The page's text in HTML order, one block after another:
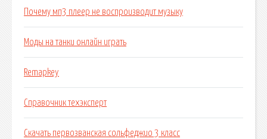
Почему мп3 плеер не воспроизводит музыку
Моды на танки онлайн играть
Remapkey
Справочник техэксперт
Скачать первозванская сольфеджио 3 класс